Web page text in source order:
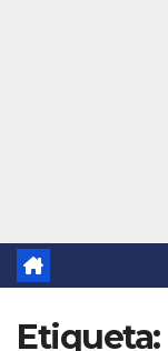
Etiqueta: